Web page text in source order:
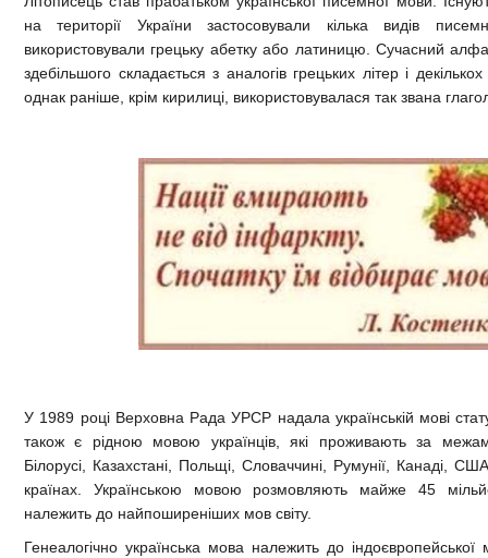
на території України застосовували кілька видів
використовували грецьку абетку або латиницю. Сучасний
здебільшого складається з аналогів грецьких літер і декількох
однак раніше, крім кирилиці, використовувалася так звана
У 1989 році Верховна Рада УРСР надала українській мові
також є рідною мовою українців, які проживають за
Білорусі, Казахстані, Польщі, Словаччині, Румунії, Канаді,
країнах. Українською мовою розмовляють майже 45
належить до найпоширеніших мов світу.
Генеалогічно українська мова належить до індоєвропейської